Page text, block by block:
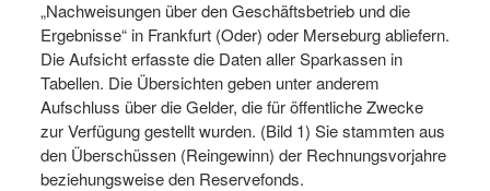
„Nachweisungen über den Geschäftsbetrieb und die
Ergebnisse“ in Frankfurt (Oder) oder Merseburg abliefern.
Die Aufsicht erfasste die Daten aller Sparkassen in
Tabellen. Die Übersichten geben unter anderem
Aufschluss über die Gelder, die für öffentliche Zwecke
zur Verfügung gestellt wurden. (Bild 1) Sie stammten aus
den Überschüssen (Reingewinn) der Rechnungsvorjahre
beziehungsweise den Reservefonds.